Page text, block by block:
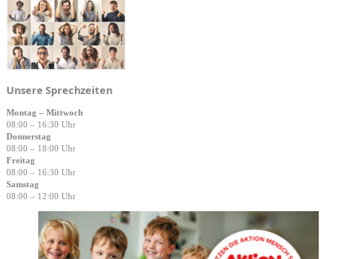
Unsere Sprechzeiten
Montag – Mittwoch
08:00 – 16:30 Uhr
Donnerstag
08:00 – 18:00 Uhr
Freitag
08:00 – 16:30 Uhr
Samstag
08:00 – 12:00 Uhr